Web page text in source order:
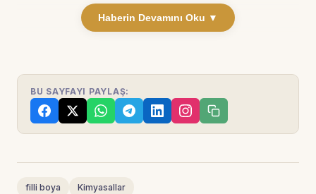
Haberin Devamını Oku ▼
BU SAYFAYI PAYLAŞ:
filli boya Kimyasallar